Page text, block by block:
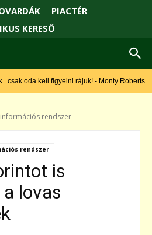
PIACTÉR
KERESŐ
oda kell figyelni rájuk! - Monty Roberts
rendszer
rendszer
is
lovas